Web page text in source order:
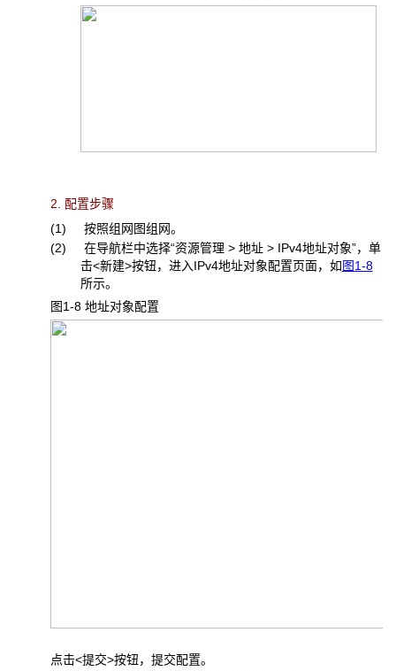
2. 配置步骤
(1) 按照组网图组网。
(2) 在导航栏中选择“资源管理 > 地址 > IPv4地址对象”，单
击<新建>按钮，进入IPv4地址对象配置页面，如图1-8
所示。
图1-8 地址对象配置
点击<提交>按钮，提交配置。